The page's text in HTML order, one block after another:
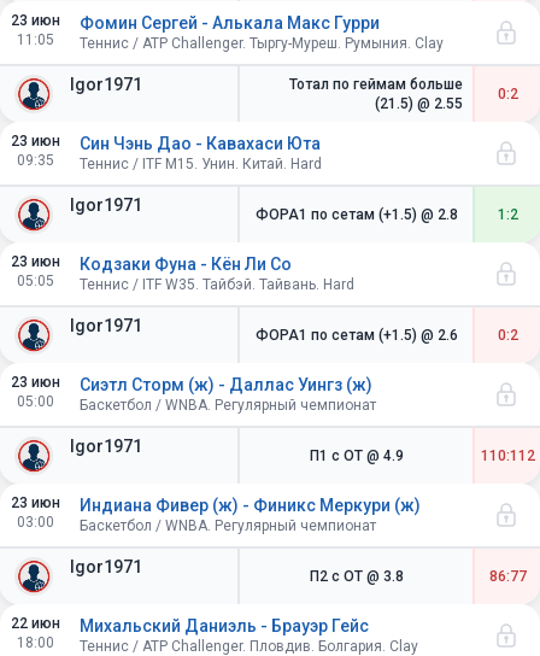
23 июн
11:05
Igor1971
Фомин Сергей - Алькала Макс Гурри
Теннис / ATP Challenger. Тыргу-Муреш. Румыния. Clay
Тотал по геймам больше
(21.5) @ 2.55
0:2
23 июн
09:35
Igor1971
Син Чэнь Дао - Кавахаси Юта
Теннис / ITF M15. Унин. Китай. Hard
ФОРА1 по сетам (+1.5) @ 2.8 1:2
23 июн
05:05
Igor1971
Кодзаки Фуна - Кён Ли Со
Теннис / ITF W35. Тайбэй. Тайвань. Hard
ФОРА1 по сетам (+1.5) @ 2.6 0:2
23 июн
05:00
Igor1971
Сиэтл Сторм (ж) - Даллас Уингз (ж)
Баскетбол / WNBA. Регулярный чемпионат
П1 с ОТ @ 4.9 110:112
23 июн
03:00
Igor1971
Индиана Фивер (ж) - Финикс Меркури (ж)
Баскетбол / WNBA. Регулярный чемпионат
П2 с ОТ @ 3.8 86:77
22 июн
18:00
Михальский Даниэль - Брауэр Гейс
Теннис / ATP Challenger. Пловдив. Болгария. Clay